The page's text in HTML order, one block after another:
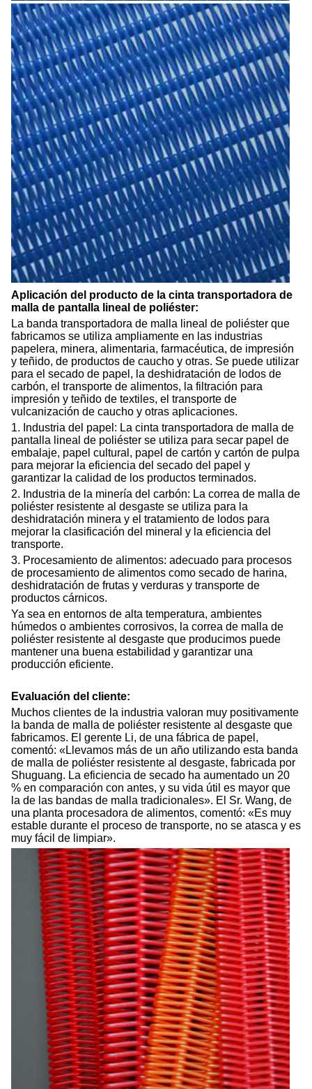
Aplicación del producto de la cinta transportadora de
malla de pantalla lineal de poliéster:
La banda transportadora de malla lineal de poliéster que
fabricamos se utiliza ampliamente en las industrias
papelera, minera, alimentaria, farmacéutica, de impresión
y teñido, de productos de caucho y otras. Se puede utilizar
para el secado de papel, la deshidratación de lodos de
carbón, el transporte de alimentos, la filtración para
impresión y teñido de textiles, el transporte de
vulcanización de caucho y otras aplicaciones.
1. Industria del papel: La cinta transportadora de malla de
pantalla lineal de poliéster se utiliza para secar papel de
embalaje, papel cultural, papel de cartón y cartón de pulpa
para mejorar la eficiencia del secado del papel y
garantizar la calidad de los productos terminados.
2. Industria de la minería del carbón: La correa de malla de
poliéster resistente al desgaste se utiliza para la
deshidratación minera y el tratamiento de lodos para
mejorar la clasificación del mineral y la eficiencia del
transporte.
3. Procesamiento de alimentos: adecuado para procesos
de procesamiento de alimentos como secado de harina,
deshidratación de frutas y verduras y transporte de
productos cárnicos.
Ya sea en entornos de alta temperatura, ambientes
húmedos o ambientes corrosivos, la correa de malla de
poliéster resistente al desgaste que producimos puede
mantener una buena estabilidad y garantizar una
producción eficiente.
Evaluación del cliente:
Muchos clientes de la industria valoran muy positivamente
la banda de malla de poliéster resistente al desgaste que
fabricamos. El gerente Li, de una fábrica de papel,
comentó: «Llevamos más de un año utilizando esta banda
de malla de poliéster resistente al desgaste, fabricada por
Shuguang. La eficiencia de secado ha aumentado un 20
% en comparación con antes, y su vida útil es mayor que
la de las bandas de malla tradicionales». El Sr. Wang, de
una planta procesadora de alimentos, comentó: «Es muy
estable durante el proceso de transporte, no se atasca y es
muy fácil de limpiar».